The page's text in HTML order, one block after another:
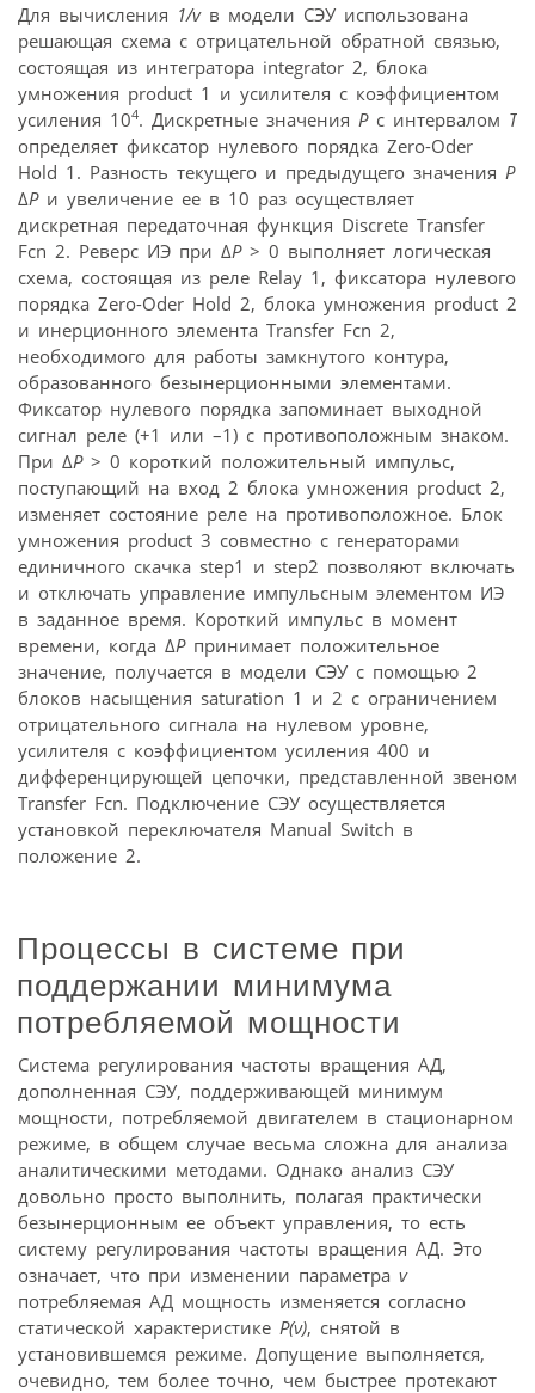
Для вычисления 1/vв модели СЭУ использована
решающая схема с отрицательной обратной связью,
состоящая из интегратора integrator 2, блока
умножения product 1 и усилителя с коэффициентом
усиления 104. Дискретные значения Рс интервалом Т
определяет фиксатор нулевого порядка Zero-Oder
Hold 1. Разность текущего и предыдущего значения Р
ΔРи увеличение ее в 10 раз осуществляет
дискретная передаточная функция Discrete Transfer
Fcn 2. Реверс ИЭ при ΔР> 0 выполняет логическая
схема, состоящая из реле Relay 1, фиксатора нулевого
порядка Zero-Oder Hold 2, блока умножения product 2
и инерционного элемента Transfer Fcn 2,
необходимого для работы замкнутого контура,
образованного безынерционными элементами.
Фиксатор нулевого порядка запоминает выходной
сигнал реле (+1 или –1) с противоположным знаком.
При ΔР> 0 короткий положительный импульс,
поступающий на вход 2 блока умножения product 2,
изменяет состояние реле на противоположное. Блок
умножения product 3 совместно с генераторами
единичного скачка step1 и step2 позволяют включать
и отключать управление импульсным элементом ИЭ
в заданное время. Короткий импульс в момент
времени, когда ΔРпринимает положительное
значение, получается в модели СЭУ с помощью 2
блоков насыщения saturation 1 и 2 с ограничением
отрицательного сигнала на нулевом уровне,
усилителя с коэффициентом усиления 400 и
дифференцирующей цепочки, представленной звеном
Transfer Fcn. Подключение СЭУ осуществляется
установкой переключателя Manual Switch в
положение 2.
Процессы в системе при
поддержании минимума
потребляемой мощности
Система регулирования частоты вращения АД,
дополненная СЭУ, поддерживающей минимум
мощности, потребляемой двигателем в стационарном
режиме, в общем случае весьма сложна для анализа
аналитическими методами. Однако анализ СЭУ
довольно просто выполнить, полагая практически
безынерционным ее объект управления, то есть
систему регулирования частоты вращения АД. Это
означает, что при изменении параметра v
потребляемая АД мощность изменяется согласно
статической характеристике P(ν), снятой в
установившемся режиме. Допущение выполняется,
очевидно, тем более точно, чем быстрее протекают